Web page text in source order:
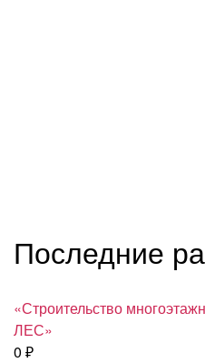
Последние
«Строительство
ЛЕС»
0 ₽